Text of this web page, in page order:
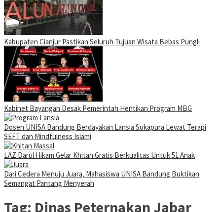
Kabupaten Cianjur Pastikan Seluruh Tujuan Wisata Bebas Pungli
Kabinet Bayangan Desak Pemerintah Hentikan Program MBG
Dosen UNISA Bandung Berdayakan Lansia Sukapura Lewat Terapi
SEFT dan Mindfulness Islami
LAZ Darul Hikam Gelar Khitan Gratis Berkualitas Untuk 51 Anak
Dari Cedera Menuju Juara, Mahasiswa UNISA Bandung Buktikan
Semangat Pantang Menyerah
Tag: Dinas Peternakan Jabar